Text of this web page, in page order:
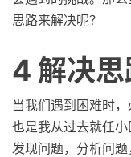
思路来解决呢？
4 解决
当我们遇到困难时
也是我从过去就任
发现问题，分析问题